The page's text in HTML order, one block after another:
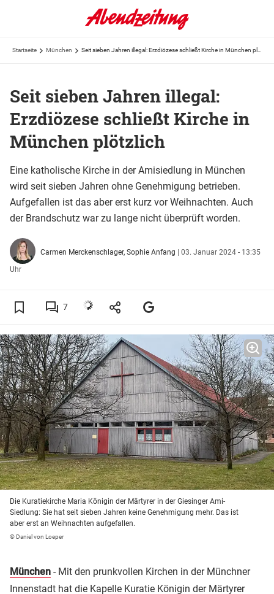
Startseite München
Seit sieben Jahren illegal:
Erzdiözese schließt Kirche in
München plötzlich
Eine katholische Kirche in der Amisiedlung in München
wird seit sieben Jahren ohne Genehmigung betrieben.
Aufgefallen ist das aber erst kurz vor Weihnachten. Auch
der Brandschutz war zu lange nicht überprüft worden.
Carmen Merckenschlager, Sophie Anfang | 03. Januar 2024 - 13:35
Uhr
7
Die Kuratiekirche Maria Königin der Märtyrer in der Giesinger Ami-
Siedlung: Sie hat seit sieben Jahren keine Genehmigung mehr. Das ist
aber erst an Weihnachten aufgefallen.
© Daniel von Loeper
München - Mit den prunkvollen Kirchen in der Münchner
Innenstadt hat die Kapelle Kuratie Königin der Märtyrer